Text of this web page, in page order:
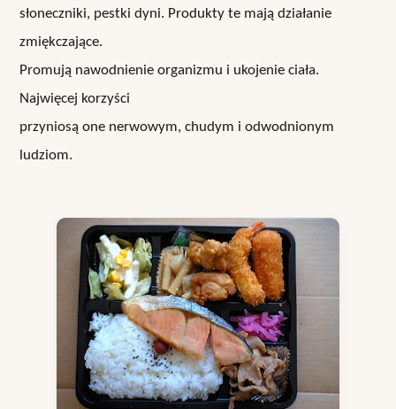
słoneczniki, pestki dyni. Produkty te mają działanie
zmiękczające.
Promują nawodnienie organizmu i ukojenie ciała.
Najwięcej korzyści
przyniosą one nerwowym, chudym i odwodnionym
ludziom.